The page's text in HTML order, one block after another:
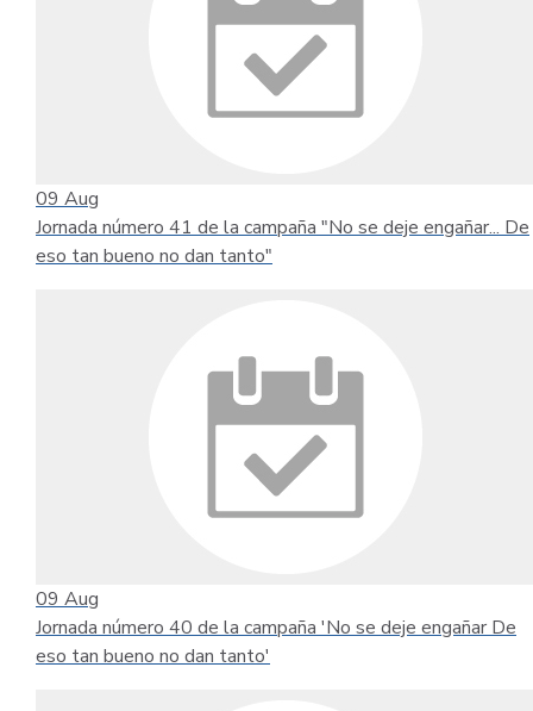
09 Aug
Jornada número 41 de la campaña "No se deje engañar... De
eso tan bueno no dan tanto"
09 Aug
Jornada número 40 de la campaña 'No se deje engañar De
eso tan bueno no dan tanto'